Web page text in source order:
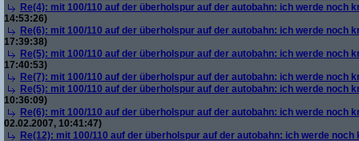
Re(4): mit 100/110 auf der überholspur auf der autobahn: ich werde noch
14:53:26)
Re(6): mit 100/110 auf der überholspur auf der autobahn: ich werde noch
17:39:38)
Re(5): mit 100/110 auf der überholspur auf der autobahn: ich werde noch
17:40:53)
Re(7): mit 100/110 auf der überholspur auf der autobahn: ich werde noch
Re(5): mit 100/110 auf der überholspur auf der autobahn: ich werde noch
10:36:09)
Re(6): mit 100/110 auf der überholspur auf der autobahn: ich werde noch
02.02.2007, 10:41:47)
Re(12): mit 100/110 auf der überholspur auf der autobahn: ich werde noch